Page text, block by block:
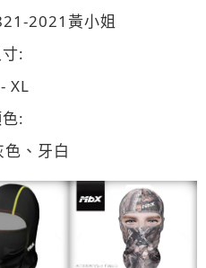
2021黃小姐
:
XL
:
、牙白